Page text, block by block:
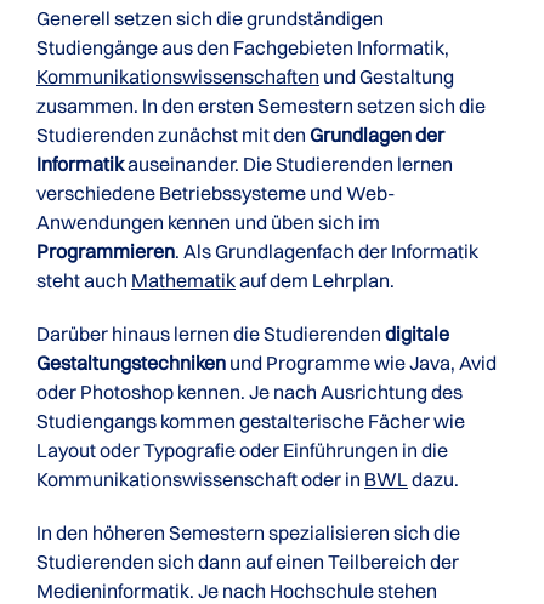
Generell setzen sich die grundständigen
Studiengänge aus den Fachgebieten Informatik,
Kommunikationswissenschaften und Gestaltung
zusammen. In den ersten Semestern setzen sich die
Studierenden zunächst mit den Grundlagen der
Informatikauseinander. Die Studierenden lernen
verschiedene Betriebssysteme und Web-
Anwendungen kennen und üben sich im
Programmieren. Als Grundlagenfach der Informatik
steht auch Mathematikauf dem Lehrplan.
Darüber hinaus lernen die Studierenden digitale
Gestaltungstechniken und Programme wie Java, Avid
oder Photoshop kennen. Je nach Ausrichtung des
Studiengangs kommen gestalterische Fächer wie
Layout oder Typografie oder Einführungen in die
Kommunikationswissenschaft oder in BWLdazu.
In den höheren Semestern spezialisieren sich die
Studierenden sich dann auf einen Teilbereich der
Medieninformatik. Je nach Hochschule stehen